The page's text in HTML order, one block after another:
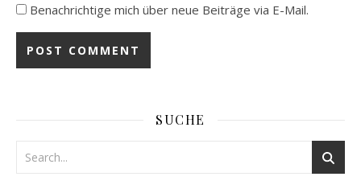
Benachrichtige mich über neue Beiträge via E-Mail.
SUCHE